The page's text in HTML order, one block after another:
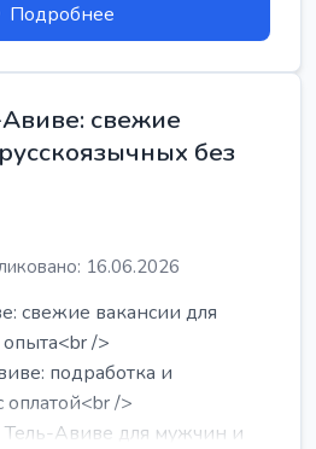
Подробнее
свежие
без
16.06.2026
свежие вакансии для
/>
подработка и
оплатой<br />
Авиве для мужчин и